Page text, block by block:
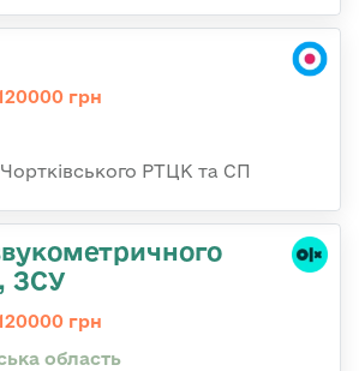
грн
Чортківського РТЦК та СП
ЗСУ
грн
область